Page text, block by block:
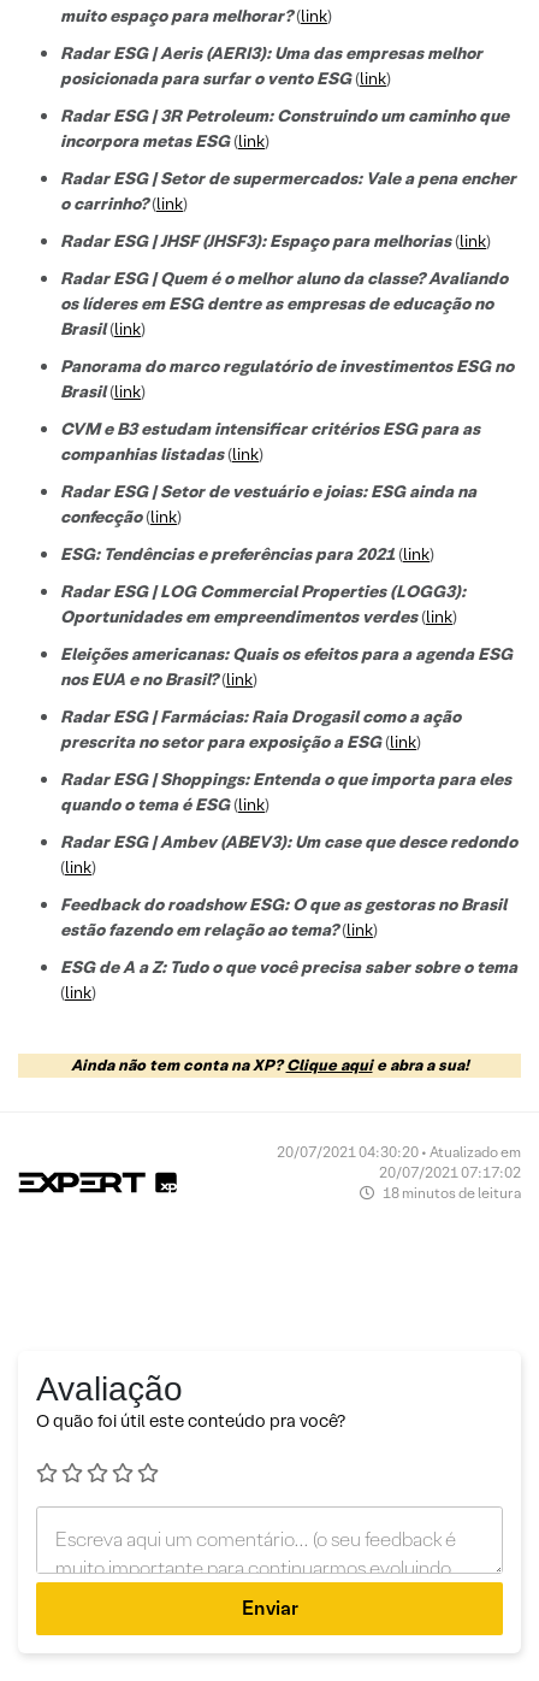
muito espaço para melhorar?(link)
Radar ESG | Aeris (AERI3): Uma das empresas melhor
posicionada para surfar o vento ESG(link)
Radar ESG | 3R Petroleum: Construindo um caminho que
incorpora metas ESG(link)
Radar ESG | Setor de supermercados: Vale a pena encher
o carrinho?(link)
Radar ESG | JHSF (JHSF3): Espaço para melhorias(link)
Radar ESG | Quem é o melhor aluno da classe? Avaliando
os líderes em ESG dentre as empresas de educação no
Brasil(link)
Panorama do marco regulatório de investimentos ESG no
Brasil(link)
CVM e B3 estudam intensificar critérios ESG para as
companhias listadas(link)
Radar ESG | Setor de vestuário e joias: ESG ainda na
confecção(link)
ESG: Tendências e preferências para 2021(link)
Radar ESG | LOG Commercial Properties (LOGG3):
Oportunidades em empreendimentos verdes(link)
Eleições americanas: Quais os efeitos para a agenda ESG
nos EUA e no Brasil?(link)
Radar ESG | Farmácias: Raia Drogasil como a ação
prescrita no setor para exposição a ESG(link)
Radar ESG | Shoppings: Entenda o que importa para eles
quando o tema é ESG(link)
Radar ESG | Ambev (ABEV3): Um case que desce redondo
(link)
Feedback do roadshow ESG: O que as gestoras no Brasil
estão fazendo em relação ao tema?(link)
ESG de A a Z: Tudo o que você precisa saber sobre o tema
(link)
Ainda não tem conta na XP?Clique aquie abra a sua!
20/07/2021 04:30:20 • Atualizado em
20/07/2021 07:17:02
18 minutos de leitura
Avaliação
O quão foi útil este conteúdo pra você?
Enviar